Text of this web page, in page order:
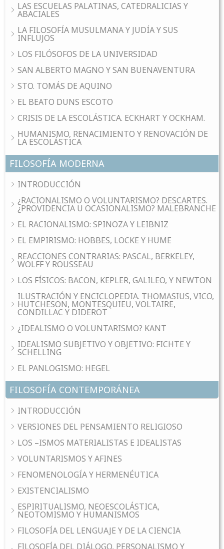
LAS ESCUELAS PALATINAS, CATEDRALICIAS Y
ABACIALES
LA FILOSOFÍA MUSULMANA Y JUDÍA Y SUS
INFLUJOS
LOS FILÓSOFOS DE LA UNIVERSIDAD
SAN ALBERTO MAGNO Y SAN BUENAVENTURA
STO. TOMÁS DE AQUINO
EL BEATO DUNS ESCOTO
CRISIS DE LA ESCOLÁSTICA. ECKHART Y OCKHAM.
HUMANISMO, RENACIMIENTO Y RENOVACIÓN DE
LA ESCOLÁSTICA
FILOSOFÍA MODERNA
INTRODUCCIÓN
¿RACIONALISMO O VOLUNTARISMO? DESCARTES.
¿PROVIDENCIA U OCASIONALISMO? MALEBRANCHE
EL RACIONALISMO: SPINOZA Y LEIBNIZ
EL EMPIRISMO: HOBBES, LOCKE Y HUME
REACCIONES CONTRARIAS: PASCAL, BERKELEY,
WOLFF Y ROUSSEAU
LOS FÍSICOS: BACON, KEPLER, GALILEO, Y NEWTON
ILUSTRACIÓN Y ENCICLOPEDIA. THOMASIUS, VICO,
HUTCHESON, MONTESQUIEU, VOLTAIRE,
CONDILLAC Y DIDEROT
¿IDEALISMO O VOLUNTARISMO? KANT
IDEALISMO SUBJETIVO Y OBJETIVO: FICHTE Y
SCHELLING
EL PANLOGISMO: HEGEL
FILOSOFÍA CONTEMPORÁNEA
INTRODUCCIÓN
VERSIONES DEL PENSAMIENTO RELIGIOSO
LOS –ISMOS MATERIALISTAS E IDEALISTAS
VOLUNTARISMOS Y AFINES
FENOMENOLOGÍA Y HERMENÉUTICA
EXISTENCIALISMO
ESPIRITUALISMO, NEOESCOLÁSTICA,
NEOTOMISMO Y HUMANISMOS
FILOSOFÍA DEL LENGUAJE Y DE LA CIENCIA
FILOSOFÍA DEL DIÁLOGO, PERSONALISMO Y